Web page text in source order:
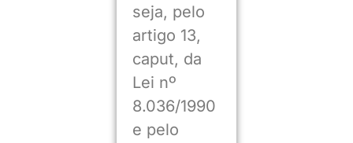
seja, pelo
artigo 13,
caput, da
Lei nº
8.036/1990
e pelo